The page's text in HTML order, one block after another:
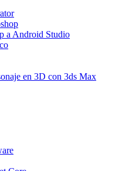
a Android Studio
en 3D con 3ds Max